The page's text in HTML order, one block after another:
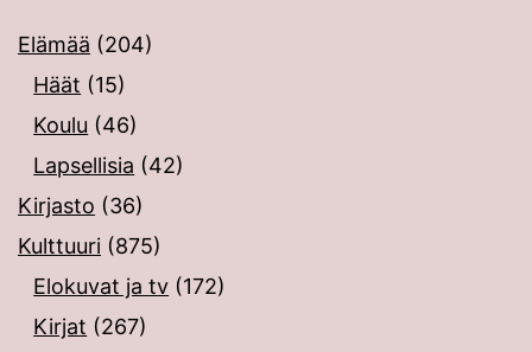
Elämää (204)
Häät (15)
Koulu (46)
Lapsellisia (42)
Kirjasto (36)
Kulttuuri (875)
Elokuvat ja tv (172)
Kirjat (267)